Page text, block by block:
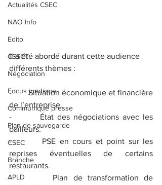
Actualités CSEC
NAO Info
Edito
CSSCT
Négociation
Focus juridique
Communiqué presse
Plan de sauvegarde
CSEC
Branche
APLD
Il a été abordé durant cette audience
différents thèmes :
-        Situation économique et financière
de l’entreprise.
-        État des négociations avec les
bailleurs.
-        PSE en cours et point sur les
reprises éventuelles de certains
restaurants.
-        Plan de transformation de